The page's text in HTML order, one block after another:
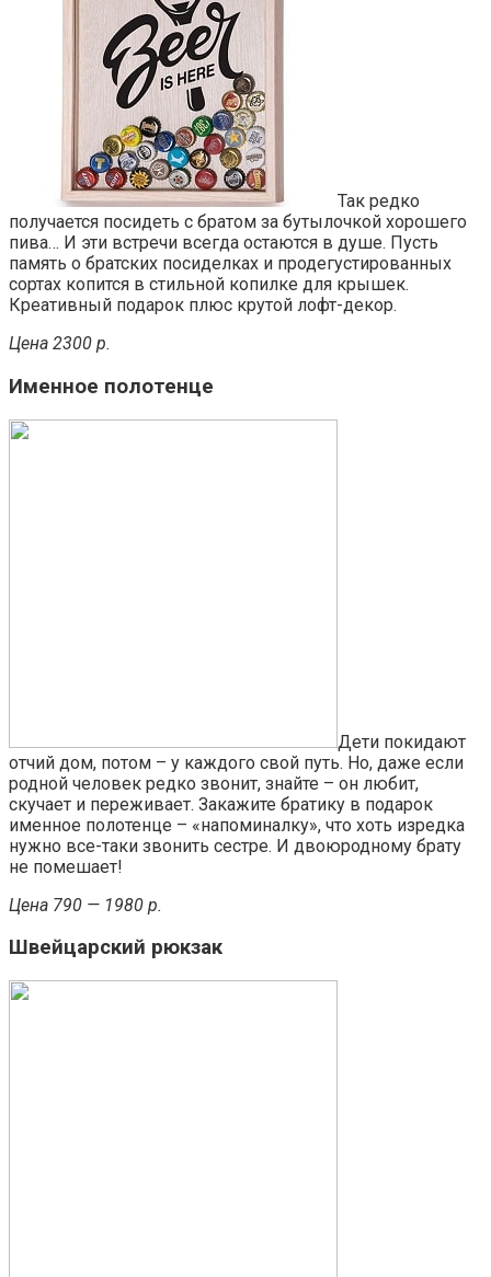
Так редко
получается посидеть с братом за бутылочкой хорошего
пива… И эти встречи всегда остаются в душе. Пусть
память о братских посиделках и продегустированных
сортах копится в стильной копилке для крышек.
Креативный подарок плюс крутой лофт-декор.
Цена 2300 р.
Именное полотенце
Дети покидают
отчий дом, потом – у каждого свой путь. Но, даже если
родной человек редко звонит, знайте – он любит,
скучает и переживает. Закажите братику в подарок
именное полотенце – «напоминалку», что хоть изредка
нужно все-таки звонить сестре. И двоюродному брату
не помешает!
Цена 790 — 1980 р.
Швейцарский рюкзак